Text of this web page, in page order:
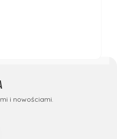
i nowościami.